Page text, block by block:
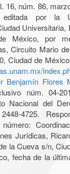
16, núm. 86,
editada por la
Universitaria,
México, por
Circuito Mario
Ciudad de
Benjamín Flores
núm. 04-
Nacional del
4725.
Jurídicas,
la Cueva s/n,
fecha de la